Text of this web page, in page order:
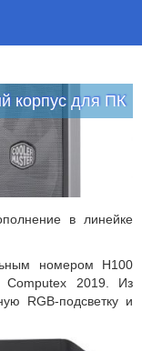
корпус для ПК
в линейке
номером H100
Computex 2019. Из
RGB-подсветку и